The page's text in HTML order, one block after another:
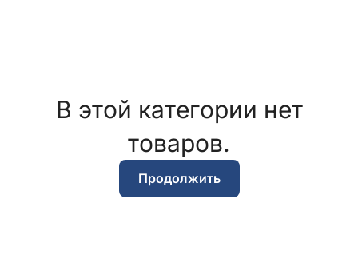
В этой категории нет
товаров.
Продолжить